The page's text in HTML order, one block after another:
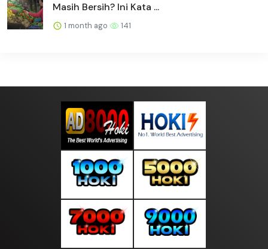
Masih Bersih? Ini Kata ...
1 month ago 141